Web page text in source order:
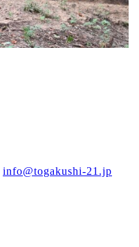
info@togakushi-21.jp